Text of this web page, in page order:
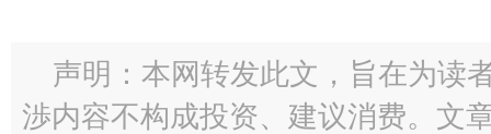
声明：本网转发此文，旨在为读
渉内容不构成投资、建议消费。文